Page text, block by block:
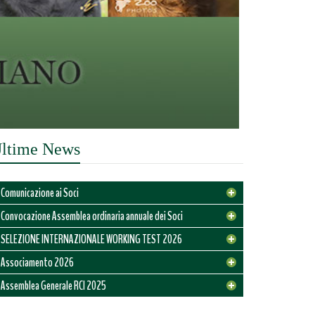
News
Comunicazione ai Soci
giugno 2026
ai Soci
membro Consiglio Direttivo.
CONTINUA
Convocazione Assemblea ordinaria annuale dei Soci
marzo 2026
Assemblea ordinaria
dei Soci
SELEZIONE INTERNAZIONALE WORKING TEST 2026
gennaio 2026
INTERNAZIONALE
Associamento 2026
dicembre 2025
2026
Assemblea Generale RCI 2025